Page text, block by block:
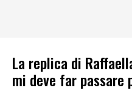
La replica di
mi deve far passare